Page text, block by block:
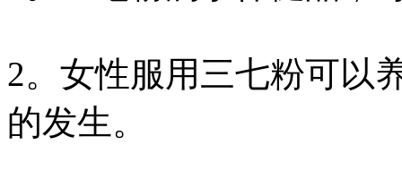
2。女性服用三七粉可以
的发生。